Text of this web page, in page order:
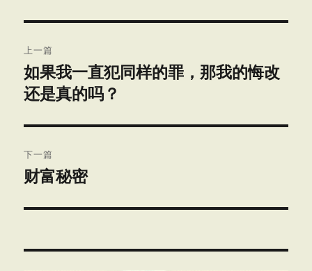
章
导
航
上一篇
上
篇
章：
如果我一直犯同样的罪，那我的悔改
还是真的吗？
下一篇
下
文
财富秘密